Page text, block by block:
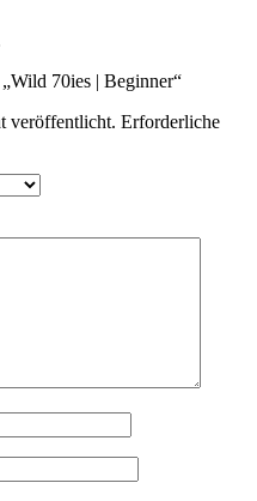
70ies | Beginner“
veröffentlicht. Erforderliche